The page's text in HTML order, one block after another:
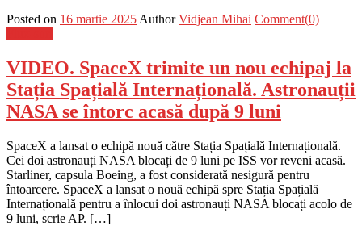
Posted on 16 martie 2025 Author Vidjean Mihai Comment(0)
VIDEO. SpaceX trimite un nou echipaj la
Stația Spațială Internațională. Astronauții
NASA se întorc acasă după 9 luni
SpaceX a lansat o echipă nouă către Stația Spațială Internațională.
Cei doi astronauți NASA blocați de 9 luni pe ISS vor reveni acasă.
Starliner, capsula Boeing, a fost considerată nesigură pentru
întoarcere. SpaceX a lansat o nouă echipă spre Stația Spațială
Internațională pentru a înlocui doi astronauți NASA blocați acolo de
9 luni, scrie AP. […]